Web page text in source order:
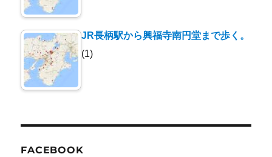
JR長柄駅から興福寺南円堂まで歩く。
(1)
FACEBOOK